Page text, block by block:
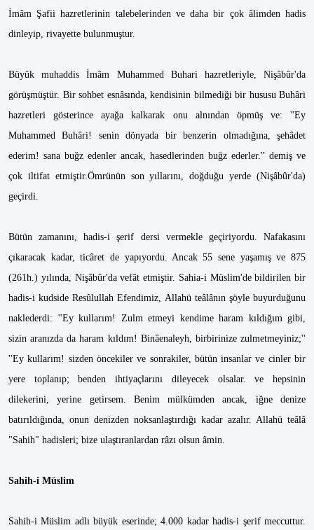
İmâm Şafii hazretlerinin talebelerinden ve daha bir çok âlimden hadis
dinleyip, rivayette bulunmuştur.
Büyük muhaddis İmâm Muhammed Buhari hazretleriyle, Nişâbûr'da
görüşmüştür. Bir sohbet esnâsında, kendisinin bilmediği bir hususu Buhâri
hazretleri gösterince ayağa kalkarak onu alnından öpmüş ve: ''Ey
Muhammed Buhâri! senin dönyada bir benzerin olmadığına, şehâdet
ederim! sana buğz edenler ancak, hasedlerinden buğz ederler.'' demiş ve
çok iltifat etmiştir.Ömrünün son yıllarını, doğduğu yerde (Nişâbûr'da)
geçirdi.
Bütün zamanını, hadis-i şerif dersi vermekle geçiriyordu. Nafakasını
çıkaracak kadar, ticâret de yapıyordu. Ancak 55 sene yaşamış ve 875
(261h.) yılında, Nişâbûr'da vefât etmiştir. Sahia-i Müslim'de bildirilen bir
hadis-i kudside Resûlullah Efendimiz, Allahü teâlânın şöyle buyurduğunu
naklederdi: ''Ey kullarım! Zulm etmeyi kendime haram kıldığım gibi,
sizin aranızda da haram kıldım! Binâenaleyh, birbirinize zulmetmeyiniz;''
''Ey kullarım! sizden öncekiler ve sonrakiler, bütün insanlar ve cinler bir
yere toplanıp; benden ihtiyaçlarını dileyecek olsalar. ve hepsinin
dilekerini, yerine getirsem. Benim mülkümden ancak, iğne denize
batırıldığında, onun denizden noksanlaştırdığı kadar azalır. Allahü teâlâ
"Sahih" hadisleri; bize ulaştıranlardan râzı olsun âmin.
Sahih-i Müslim
Sahih-i Müslim adlı büyük eserinde; 4.000 kadar hadis-i şerif meccuttur.